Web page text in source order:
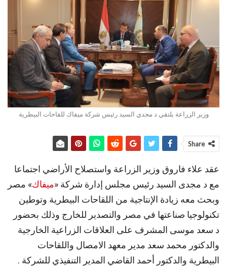
وزير الزراعة يلتقي د مجدي السيد رئيس شركة ميفاك للقاحات البيطرية
Share
عقد علاء فاروق وزير الزراعة واستصلاح الأراضي اجتماعا
مع د مجدى السيد رئيس مجلس إدارة شركة «ميفاك» مصر
وبحث معه زيادة الإنتاجية من اللقاحات البيطرية وتوطين
تكنولوجيا صناعتها في مصر والتصدير للخارج وذلك بحضور
د سعد موسى المشرف على العلاقات الزراعية الخارجية
والدكتور محمد سعد مدير معهد الامصال واللقاحات
البيطرية والدكتور أحمد القاضي المدير التنفيذي للشركة .